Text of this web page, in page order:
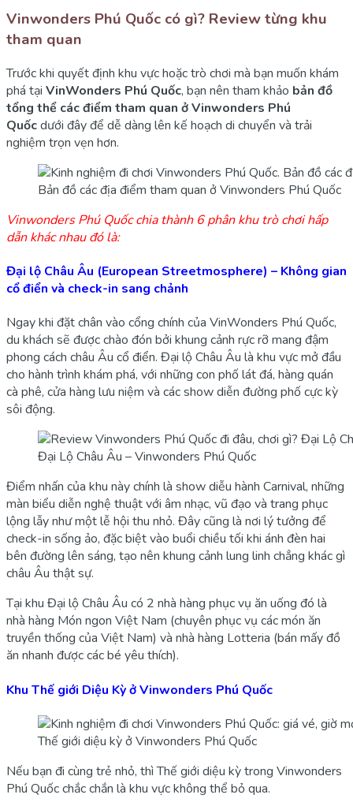
Vinwonders Phú Quốc có gì? Review từng khu
tham quan
Trước khi quyết định khu vực hoặc trò chơi mà bạn muốn khám
phá tại VinWonders Phú Quốc, bạn nên tham khảo bản đồ
tổng thể các điểm tham quan ở Vinwonders Phú
Quốcdưới đây để dễ dàng lên kế hoạch di chuyển và trải
nghiệm trọn vẹn hơn.
Bản đồ các địa điểm tham quan ở Vinwonders Phú Quốc
Vinwonders Phú Quốc chia thành 6 phân khu trò chơi hấp
dẫn khác nhau đó là:
Đại lộ Châu Âu (European Streetmosphere) – Không gian
cổ điển và check-in sang chảnh
Ngay khi đặt chân vào cổng chính của VinWonders Phú Quốc,
du khách sẽ được chào đón bởi khung cảnh rực rỡ mang đậm
phong cách châu Âu cổ điển. Đại lộ Châu Âu là khu vực mở đầu
cho hành trình khám phá, với những con phố lát đá, hàng quán
cà phê, cửa hàng lưu niệm và các show diễn đường phố cực kỳ
sôi động.
Đại Lộ Châu Âu – Vinwonders Phú Quốc
Điểm nhấn của khu này chính là show diễu hành Carnival, những
màn biểu diễn nghệ thuật với âm nhạc, vũ đạo và trang phục
lộng lẫy như một lễ hội thu nhỏ. Đây cũng là nơi lý tưởng để
check-in sống ảo, đặc biệt vào buổi chiều tối khi ánh đèn hai
bên đường lên sáng, tạo nên khung cảnh lung linh chẳng khác gì
châu Âu thật sự.
Tại khu Đại lộ Châu Âu có 2 nhà hàng phục vụ ăn uống đó là
nhà hàng Món ngon Việt Nam (chuyên phục vụ các món ăn
truyền thống của Việt Nam) và nhà hàng Lotteria (bán mấy đồ
ăn nhanh được các bé yêu thích).
Khu Thế giới Diệu Kỳ ở Vinwonders Phú Quốc
Thế giới diệu kỳ ở Vinwonders Phú Quốc
Nếu bạn đi cùng trẻ nhỏ, thì Thế giới diệu kỳ trong Vinwonders
Phú Quốc chắc chắn là khu vực không thể bỏ qua.